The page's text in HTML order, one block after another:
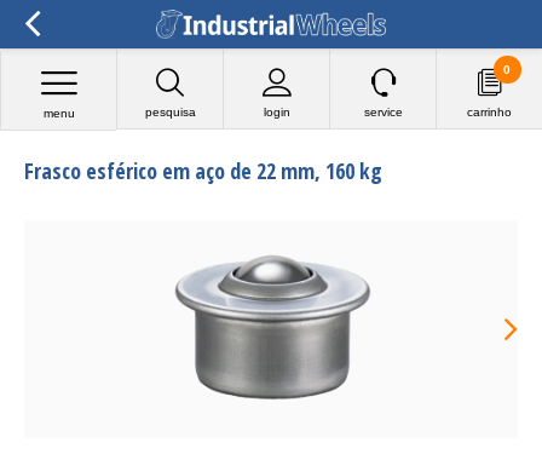
pesquisa login
menu service carrinho
0
Frasco esférico em aço de 22 mm, 160 kg